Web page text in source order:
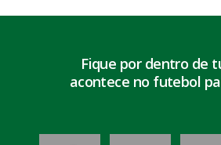
Fique por dentro de
acontece no futebol